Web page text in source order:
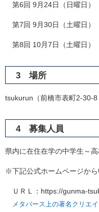
第6回 9月24日（日曜日）
第7回 9月30日（土曜日）
第8回 10月7日（土曜日）
3 場所
tsukurun（前橋市表町2-30-8
4 募集人員
県内に在住在学の中学生～
※下記公式ホームページから
ＵＲＬ：https://gunma-
メタバース上の著名クリエ